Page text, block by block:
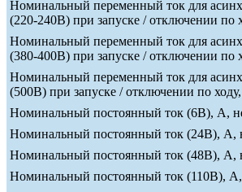
Номинальный переменный ток для
(220-240В) при запуске / отключении по
Номинальный переменный ток для
(380-400В) при запуске / отключении по
Номинальный переменный ток для
(500В) при запуске / отключении по
Номинальный постоянный ток (6В), А,
Номинальный постоянный ток (24В), А,
Номинальный постоянный ток (48В), А,
Номинальный постоянный ток (110В), А,